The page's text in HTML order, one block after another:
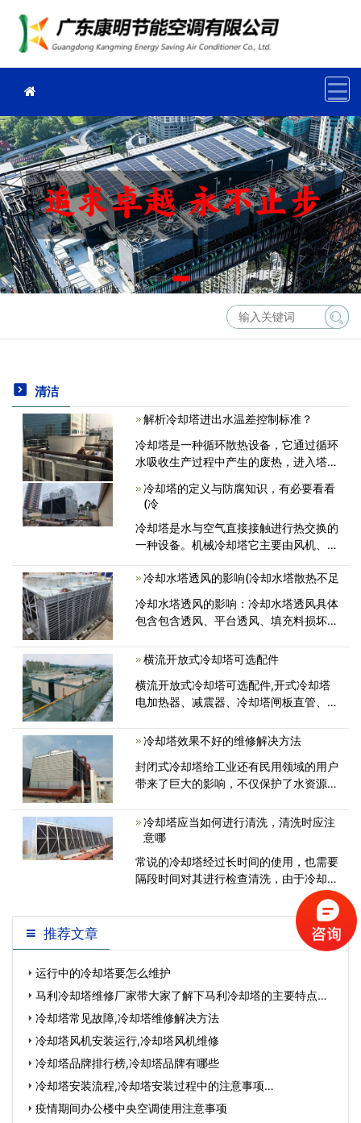
清洁
解析冷却塔进出水温差控制标准？
冷却塔是一种循环散热设备，它通过循环
水吸收生产过程中产生的废热，进入塔体
入空气，降低循环水的温度。通过冷热两
股流体在塔内混合接触，借助温差使用被
<
冷却塔的定义与防腐知识，有必要看看
(冷
冷却塔是水与空气直接接触进行热交换的
一种设备。机械冷却塔它主要由风机、电
成。主要由在风机作用下的温度比较低的
空气与填料中的水进行热交换从<
冷却水塔透风的影响(冷却水塔散热不足
冷却水塔透风的影响：冷却水塔透风具体
包含包含透风、平台透风、填充料损坏透
水塔运转的安全系数有非常大的影响，其
横流开放式冷却塔可选配件
横流开放式冷却塔可选配件,开式冷却塔
电加热器、减震器、冷却塔闸板直管、弯
却塔电机、冷却塔电气柜、冷却塔供水装
冷却塔效果不好的维修解决方法
封闭式冷却塔给工业还有民用领域的用户
带来了巨大的影响，不仅保护了水资源，
过程中冷却塔也会出现问题，比如我们用
冷却塔实现冷却，冷却效果不是太明显，
冷却塔应当如何进行清洗，清洗时应注
意哪
常说的冷却塔经过长时间的使用，也需要
隔段时间对其进行检查清洗，由于冷却塔
经常暴露在室外，其具有风扇具有很强
推荐文章
运行中的冷却塔要怎么维护
马利冷却塔维修厂家带大家了解下马利冷却塔的主要特点有
哪…冷却塔常见故障,冷却塔维修解决方法
冷却塔风机安装运行,冷却塔风机维修
冷却塔品牌排行榜,冷却塔品牌有哪些
冷却塔安装流程,冷却塔安装过程中的注意事项…
疫情期间办公楼中央空调使用注意事项